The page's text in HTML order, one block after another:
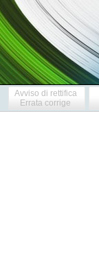
Avviso di rettifica
Errata corrige